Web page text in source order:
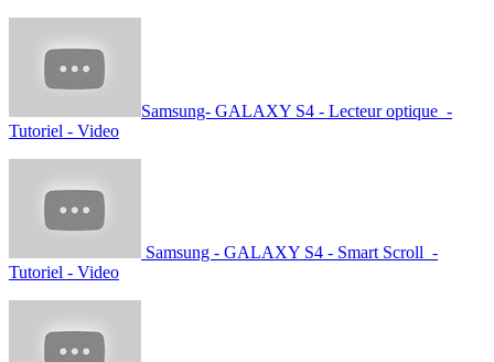
Samsung- GALAXY S4 - Lecteur optique -
Tutoriel - Video
Samsung - GALAXY S4 - Smart Scroll -
Tutoriel - Video